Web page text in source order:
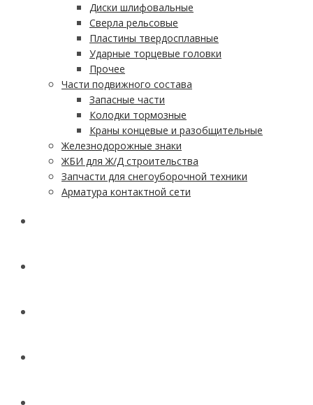
Диски шлифовальные
Сверла рельсовые
Пластины твердосплавные
Ударные торцевые головки
Прочее
Части подвижного состава
Запасные части
Колодки тормозные
Краны концевые и разобщительные
Железнодорожные знаки
ЖБИ для Ж/Д строительства
Запчасти для снегоуборочной техники
Арматура контактной сети